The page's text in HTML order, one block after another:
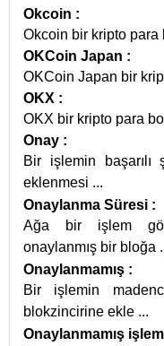
Okcoin :
Okcoin bir kripto para
OKCoin Japan :
OKCoin Japan bir
OKX :
OKX bir kripto para
Onay :
Bir işlemin başarılı
eklenmesi ...
Onaylanma Süresi :
Ağa bir işlem
onaylanmış bir bloğa
Onaylanmamış :
Bir işlemin
blokzincirine ekle ...
Onaylanmamış işlem